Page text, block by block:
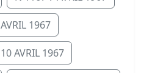
1967
AVRIL 1967